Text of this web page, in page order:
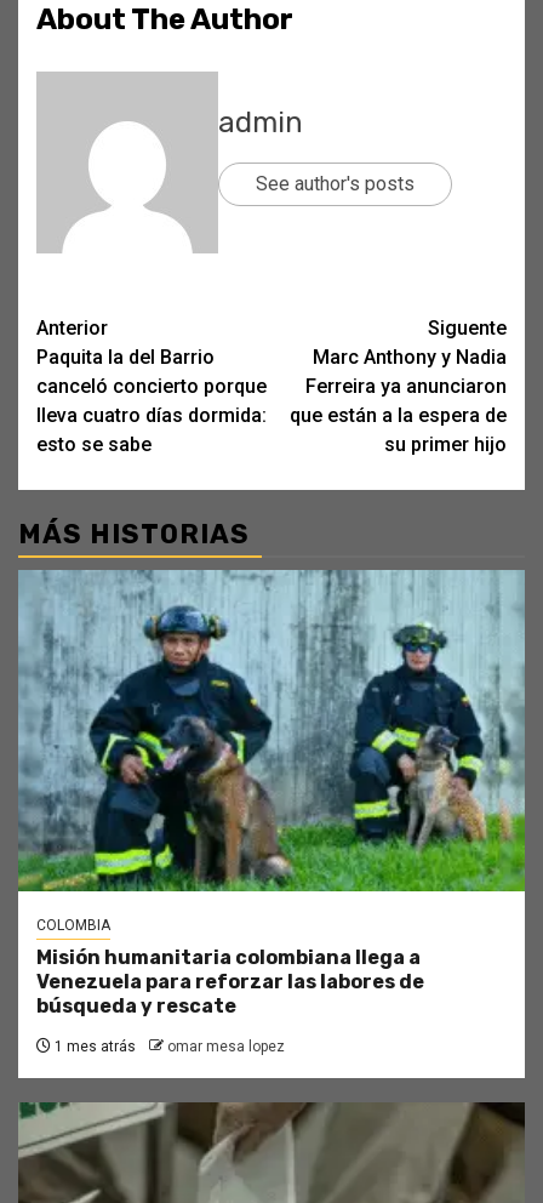
About The Author
admin
See author's posts
Post
navigation
Anterior
Paquita la del Barrio
canceló concierto porque
lleva cuatro días dormida:
esto se sabe
Siguente
Marc Anthony y Nadia
Ferreira ya anunciaron
que están a la espera de
su primer hijo
MÁS HISTORIAS
COLOMBIA
Misión humanitaria colombiana llega a
Venezuela para reforzar las labores de
búsqueda y rescate
1 mes atrás omar mesa lopez